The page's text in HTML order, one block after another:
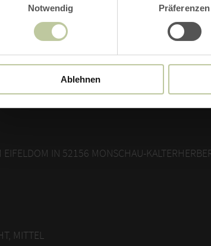
Notwendig
Präferenzen
Ablehnen
ROUTE
EIFELDOM IN 52156 MONSCHAU-
EIFELDOM IN 52156 MONSCHAU-
MITTEL